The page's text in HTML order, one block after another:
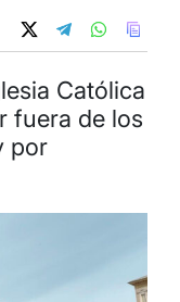
Católica
fuera de los
por